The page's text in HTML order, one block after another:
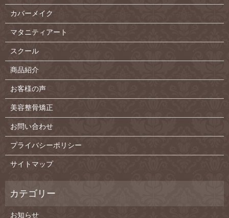
カバーメイク
マタニティアート
スクール
商品紹介
お客様の声
美容整骨矯正
お問い合わせ
プライバシーポリシー
サイトマップ
お知らせ